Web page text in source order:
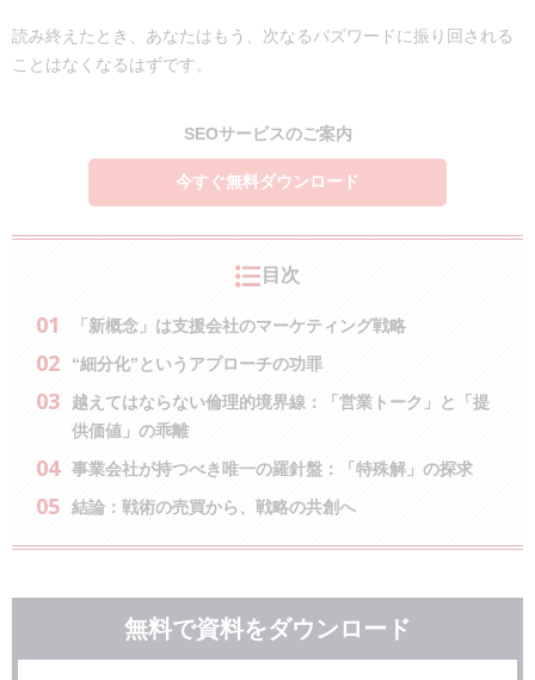
読み終えたとき、あなたはもう、次なるバズワードに振り回される
ことはなくなるはずです。
SEOサービスのご案内
今すぐ無料ダウンロード
目次
「新概念」は支援会社のマーケティング戦略
“細分化”というアプローチの功罪
越えてはならない倫理的境界線：「営業トーク」と「提
供価値」の乖離
事業会社が持つべき唯一の羅針盤：「特殊解」の探求
結論：戦術の売買から、戦略の共創へ
無料で資料をダウンロード